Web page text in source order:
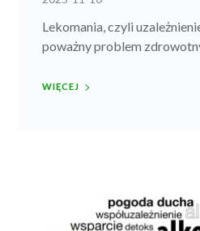
Lekomania, czyli
poważny problem
WIĘCEJ